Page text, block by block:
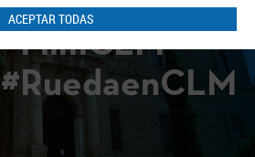
ACEPTAR TODAS
#FilmCLM
#RuedaenCLM